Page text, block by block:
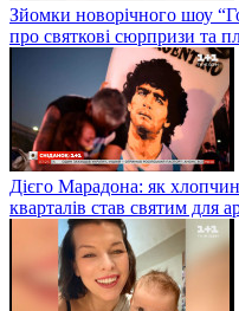
Зйомки новорічного шоу
про святкові сюрпризи та
Дієго Марадона: як
кварталів став святим для